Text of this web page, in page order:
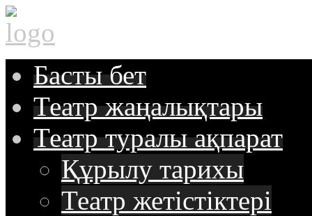
Бастыбет
Театржаңалықтары
Театр туралыақпарат
Құрылу тарихы
Театр жетістіктері